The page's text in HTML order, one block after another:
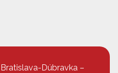
Dúbravka –